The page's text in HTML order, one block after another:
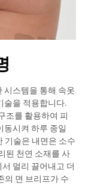
시스템을 통해 속옷
술을 적용합니다.
조를 활용하여 피
동시켜 하루 종일
기술은 내면은 소수
된 천연 소재를 사
멀리 끌어내고 더
의 면 브리프가 수